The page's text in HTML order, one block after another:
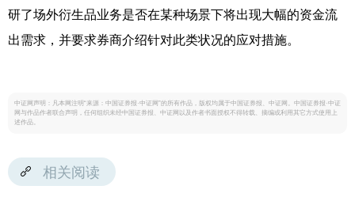
研了场外衍生品业务是否在某种场景下将出现大幅的资金流
出需求，并要求券商介绍针对此类状况的应对措施。
中证网声明：凡本网注明“来源：中国证券报·中证网”的所有作品，版权均属于中国证券报、中证网。中国证券报·中证
网与作品作者联合声明，任何组织未经中国证券报、中证网以及作者书面授权不得转载、摘编或利用其它方式使用上
述作品。
相关阅读